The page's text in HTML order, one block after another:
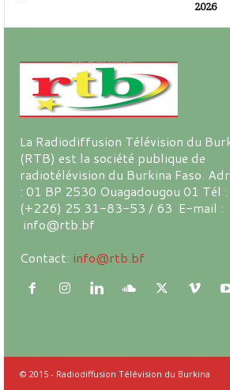
2026
La Radiodiffusion Télévision du
(RTB) est la société publique de
radiotélévision du Burkina Faso.
: 01 BP 2530 Ouagadougou 01 Tél :
(+226) 25 31-83-53 / 63 E-mail :
info@rtb.bf
Contact: info@rtb.bf
© 2015 - Radiodiffusion Télévision du Burkina